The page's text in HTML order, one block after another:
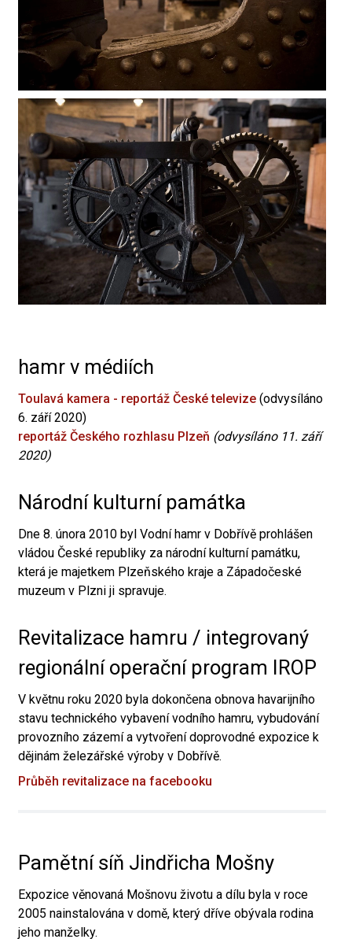
hamr v médiích
Toulavá kamera - reportáž České televize (odvysíláno
6. září 2020)
reportáž Českého rozhlasu Plzeň (odvysíláno 11. září
2020)
Národní kulturní památka
Dne 8. února 2010 byl Vodní hamr v Dobřívě prohlášen
vládou České republiky za národní kulturní památku,
která je majetkem Plzeňského kraje a Západočeské
muzeum v Plzni ji spravuje.
Revitalizace hamru / integrovaný
regionální operační program IROP
V květnu roku 2020 byla dokončena obnova havarijního
stavu technického vybavení vodního hamru, vybudování
provozního zázemí a vytvoření doprovodné expozice k
dějinám železářské výroby v Dobřívě.
Průběh revitalizace na facebooku
Pamětní síň Jindřicha Mošny
Expozice věnovaná Mošnovu životu a dílu byla v roce
2005 nainstalována v domě, který dříve obývala rodina
jeho manželky.